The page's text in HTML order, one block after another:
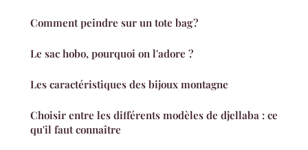
Comment peindre sur un tote bag ?
Le sac hobo, pourquoi on l'adore ?
Les caractéristiques des bijoux montagne
Choisir entre les différents modèles de djellaba : ce
qu'il faut connaître